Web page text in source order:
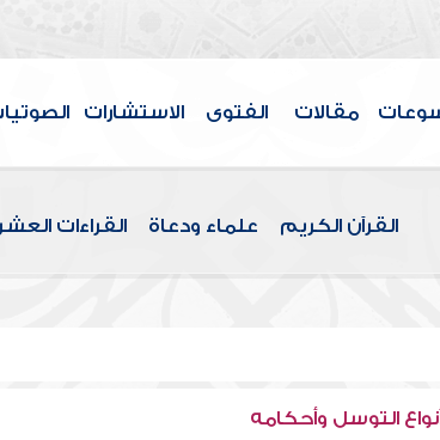
مقالات الفتوى الاستشارات
القرآن الكريم علماء ودعاة القراءات العشر
التوسل وأحكامه